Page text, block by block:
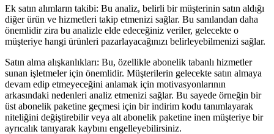
Ek satın alımların takibi: Bu analiz, belirli bir müşterinin satın aldığı
diğer ürün ve hizmetleri takip etmenizi sağlar. Bu sanılandan daha
önemlidir zira bu analizle elde edeceğiniz veriler, gelecekte o
müşteriye hangi ürünleri pazarlayacağınızı belirleyebilmenizi sağlar.
Satın alma alışkanlıkları: Bu, özellikle abonelik tabanlı hizmetler
sunan işletmeler için önemlidir. Müşterilerin gelecekte satın almaya
devam edip etmeyeceğini anlamak için motivasyonlarının
arkasındaki nedenleri analiz etmenizi sağlar. Bu sayede örneğin bir
üst abonelik paketine geçmesi için bir indirim kodu tanımlayarak
niteliğini değiştirebilir veya alt abonelik paketine inen müşteriye bir
ayrıcalık tanıyarak kaybını engelleyebilirsiniz.